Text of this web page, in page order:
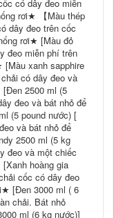
có dây đeo miễn
rơi★ 【Màu thép
dây đeo trên cốc
rơi★ [Màu đỏ
đeo miễn phí trên
[Màu xanh sapphire
có dây đeo và
2500 ml (5
đeo và bát nhỏ để
(5 pound nước) [
và bát nhỏ để
2500 ml (5 kg
đeo và một chiếc
hoàng gia
cốc có dây đeo
[Đen 3000 ml ( 6
chải. Bát nhỏ
ml (6 kg nước)]